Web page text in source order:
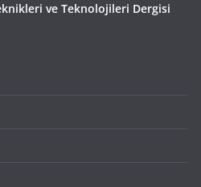
ve Teknolojileri Dergisi